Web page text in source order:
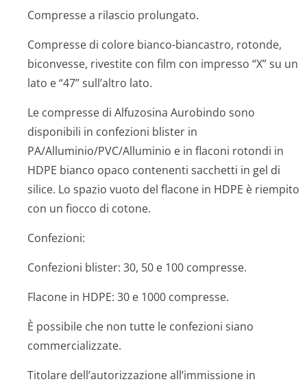
Compresse a rilascio prolungato.
Compresse di colore bianco-biancastro, rotonde,
biconvesse, rivestite con film con impresso “X” su un
lato e “47” sull’altro lato.
Le compresse di Alfuzosina Aurobindo sono
disponibili in confezioni blister in
PA/Alluminio/PVC/A­lluminio e in flaconi rotondi in
HDPE bianco opaco contenenti sacchetti in gel di
silice. Lo spazio vuoto del flacone in HDPE è riempito
con un fiocco di cotone.
Confezioni:
Confezioni blister: 30, 50 e 100 compresse.
Flacone in HDPE: 30 e 1000 compresse.
È possibile che non tutte le confezioni siano
commercializzate.
Titolare dell’autorizzazione all’immissione in